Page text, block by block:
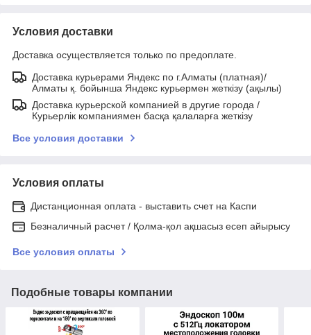
Условия доставки
Доставка осуществляется только по предоплате.
Доставка курьерами Яндекс по г.Алматы (платная)/
Алматы қ. бойынша Яндекс курьермен жеткізу (ақылы)
Доставка курьерской компанией в другие города /
Курьерлік компаниямен басқа қалаларға жеткізу
Все условия доставки
Условия оплаты
Дистанционная оплата - выставить счет на Каспи
Безналичный расчет / Қолма-қол ақшасыз есеп айырысу
Все условия оплаты
Подобные товары компании